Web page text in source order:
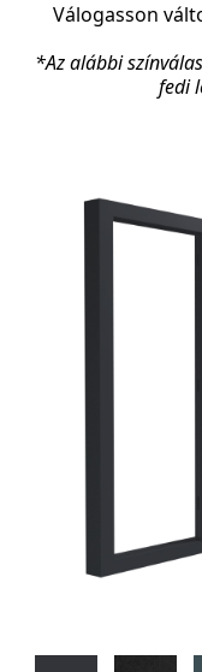
Válogasson
*Az alábbi
fedi